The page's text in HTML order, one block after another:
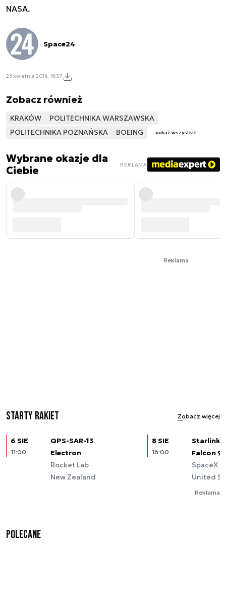
NASA.
Space24
26 kwietnia 2016, 16:57
Zobacz również
KRAKÓW
POLITECHNIKA WARSZAWSKA
POLITECHNIKA POZNAŃSKA
BOEING pokaż wszystkie
Wybrane okazje dla
Ciebie
REKLAMA
Reklama
Starty rakiet Zobacz więcej
6 SIE
11:00
QPS-SAR-13
Electron
Rocket Lab
New Zealand
8 SIE
16:00
Starlink
Falcon 9
SpaceX
United
Reklama
Polecane